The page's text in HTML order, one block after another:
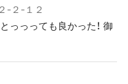
-２-１２
っっっても良かった！ 御